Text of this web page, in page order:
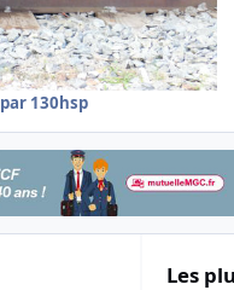
par 130hsp
Les